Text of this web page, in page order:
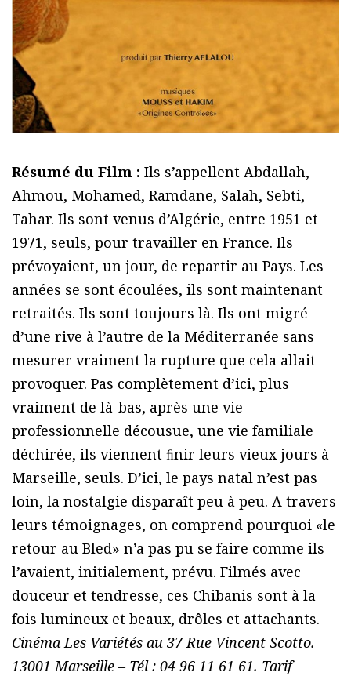
Résumé du Film : Ils s’appellent Abdallah,
Ahmou, Mohamed, Ramdane, Salah, Sebti,
Tahar. Ils sont venus d’Algérie, entre 1951 et
1971, seuls, pour travailler en France. Ils
prévoyaient, un jour, de repartir au Pays. Les
années se sont écoulées, ils sont maintenant
retraités. Ils sont toujours là. Ils ont migré
d’une rive à l’autre de la Méditerranée sans
mesurer vraiment la rupture que cela allait
provoquer. Pas complètement d’ici, plus
vraiment de là-bas, après une vie
professionnelle décousue, une vie familiale
déchirée, ils viennent ﬁnir leurs vieux jours à
Marseille, seuls. D’ici, le pays natal n’est pas
loin, la nostalgie disparaît peu à peu. A travers
leurs témoignages, on comprend pourquoi «le
retour au Bled» n’a pas pu se faire comme ils
l’avaient, initialement, prévu. Filmés avec
douceur et tendresse, ces Chibanis sont à la
fois lumineux et beaux, drôles et attachants.
Cinéma Les Variétés au 37 Rue Vincent Scotto.
13001 Marseille – Tél : 04 96 11 61 61. Tarif